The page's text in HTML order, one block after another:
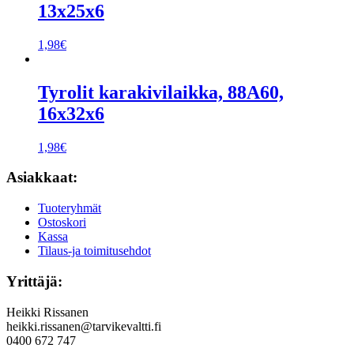
13x25x6
1,98€
Tyrolit karakivilaikka, 88A60,
16x32x6
1,98€
Asiakkaat:
Tuoteryhmät
Ostoskori
Kassa
Tilaus-ja toimitusehdot
Yrittäjä:
Heikki Rissanen
heikki.rissanen@tarvikevaltti.fi
0400 672 747